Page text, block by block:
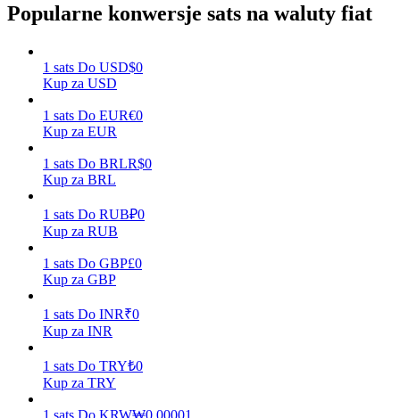
Zarabiać
Mocna Świnka
Popularne konwersje sats na waluty fiat
1 sats Do USD$0
Kup za USD
1 sats Do EUR€0
Kup za EUR
1 sats Do BRLR$0
Kup za BRL
1 sats Do RUB₽0
Kup za RUB
1 sats Do GBP£0
Kup za GBP
1 sats Do INR₹0
Kup za INR
1 sats Do TRY₺0
Kup za TRY
1 sats Do KRW₩0.00001